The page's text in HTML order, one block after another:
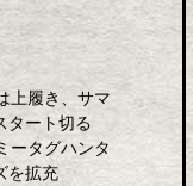
上履き、サマ
タート切る
タグハンタ
を拡充